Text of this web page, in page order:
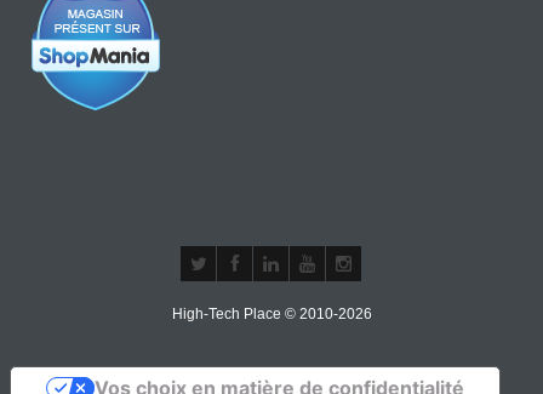
High-Tech Place © 2010-2026
Vos choix en matière de confidentialité